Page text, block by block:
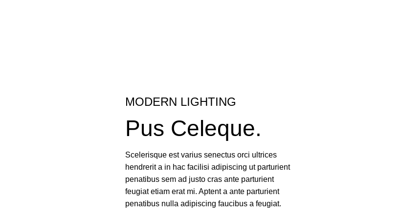
MODERN LIGHTING
Pus Celeque.
Scelerisque est varius senectus orci ultrices
hendrerit a in hac facilisi adipiscing ut parturient
penatibus sem ad justo cras ante parturient
feugiat etiam erat mi. Aptent a ante parturient
penatibus nulla adipiscing faucibus a feugiat.